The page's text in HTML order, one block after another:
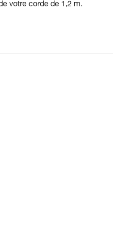
votre corde de 1,2 m.